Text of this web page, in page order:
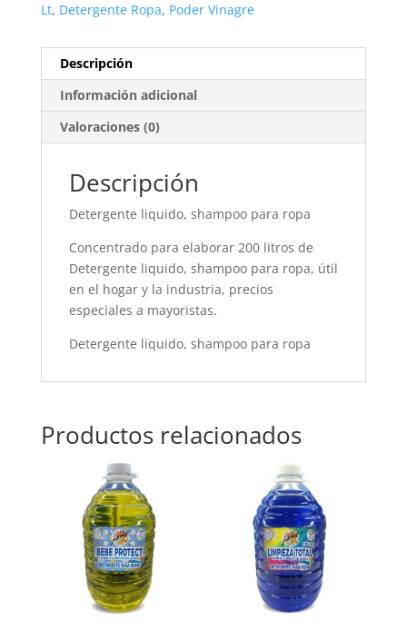
Lt, Detergente Ropa, Poder Vinagre
Descripción
Información adicional
Valoraciones (0)
Descripción
Detergente liquido, shampoo para ropa
Concentrado para elaborar 200 litros de
Detergente liquido, shampoo para ropa, útil
en el hogar y la industria, precios
especiales a mayoristas.
Detergente liquido, shampoo para ropa
Productos relacionados